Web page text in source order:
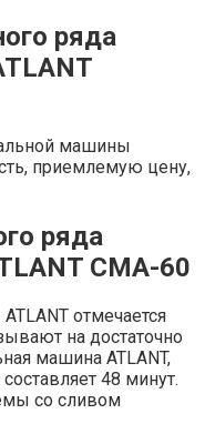
ряда
машины
приемлемую цену,
ряда
СМА-60
отмечается
на достаточно
машина ATLANT,
48 минут.
со сливом